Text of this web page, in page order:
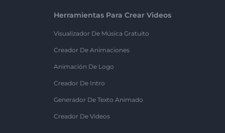
Herramientas Para Crear Videos
Visualizador De Música Gratuito
Creador De Animaciones
Animación De Logo
Creador De Intro
Generador De Texto Animado
Creador De Videos